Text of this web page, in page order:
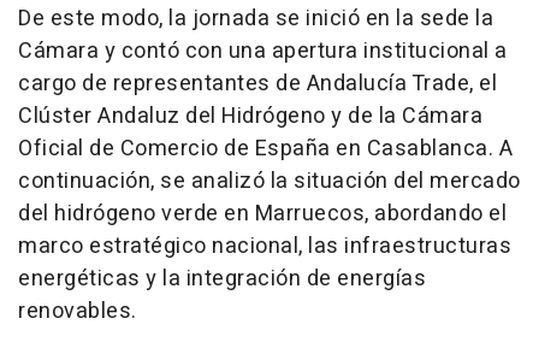
De este modo, la jornada se inició en la sede la
Cámara y contó con una apertura institucional a
cargo de representantes de Andalucía Trade, el
Clúster Andaluz del Hidrógeno y de la Cámara
Oficial de Comercio de España en Casablanca. A
continuación, se analizó la situación del mercado
del hidrógeno verde en Marruecos, abordando el
marco estratégico nacional, las infraestructuras
energéticas y la integración de energías
renovables.